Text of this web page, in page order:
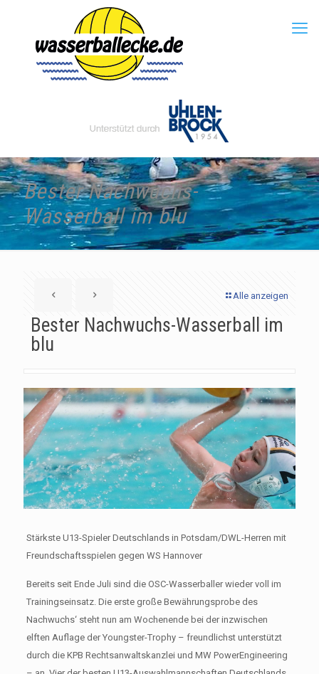
Bester Nachwuchs-
Wasserball im blu
Alle anzeigen
Bester Nachwuchs-Wasserball im
blu
Stärkste U13-Spieler Deutschlands in Potsdam/DWL-Herren mit
Freundschaftsspielen gegen WS Hannover
Bereits seit Ende Juli sind die OSC-Wasserballer wieder voll im
Trainingseinsatz. Die erste große Bewährungsprobe des
Nachwuchs‘ steht nun am Wochenende bei der inzwischen
elften Auflage der Youngster-Trophy – freundlichst unterstützt
durch die KPB Rechtsanwaltskanzlei und MW PowerEngineering